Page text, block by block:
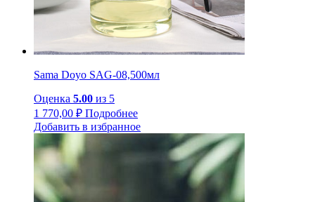
Sama Doyo SAG-08,500мл
Оценка 5.00 из 5
1 770,00 ₽ Подробнее
Добавить в избранное